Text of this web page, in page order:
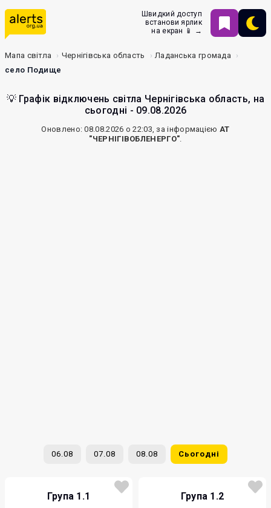
Швидкий доступ
встанови ярлик
на екран 📱 →
Мапа світла Чернігівська область
Ладанська громада
село Подище
💡 Графік відключень світла Чернігівська область, на
сьогодні - 09.08.2026
Оновлено: 08.08.2026 о 22:03, за інформацією АТ
"ЧЕРНІГІВОБЛЕНЕРГО".
06.08 07.08 08.08 Сьогодні
Група 1.1 Група 1.2